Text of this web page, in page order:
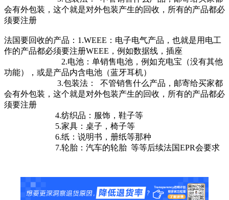
会有外包装，这个就是对外包装产生的回收，所有的产品都必
须要注册
法国要回收的产品：1.WEEE：电子电气产品，也就是用电工
作的产品都必须要注册WEEE，例如数据线，插座
2.电池：单销售电池，例如充电宝（没有其他
功能），或是产品内含电池（蓝牙耳机）
3.包装法： 不管销售什么产品，邮寄给买家都
会有外包装，这个就是对外包装产生的回收，所有的产品都必
须要注册
4.纺织品：服饰，鞋子等
5.家具：桌子，椅子等
6.纸：说明书，册纸等那种
7.轮胎：汽车的轮胎 等等后续法国EPR会要求